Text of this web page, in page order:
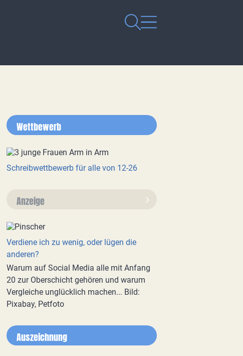
Wettbewerb
Schreibwettbewerb für alle von 12-26
Anzeige
Verdiene ich zu wenig, oder lügen die
anderen?
Warum auf Social Media alle mit Anfang
20 zur Oberschicht gehören und warum
Vergleiche unglücklich machen... Bild:
Pixabay, Petfoto
Auszeichnung